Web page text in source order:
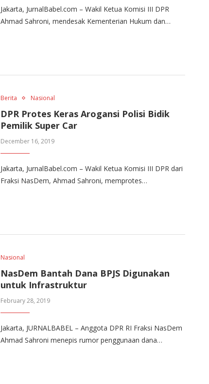
Jakarta, JurnalBabel.com – Wakil Ketua Komisi III DPR
Ahmad Sahroni, mendesak Kementerian Hukum dan…
Berita Nasional
DPR Protes Keras Arogansi Polisi Bidik
Pemilik Super Car
December 16, 2019
Jakarta, JurnalBabel.com – Wakil Ketua Komisi III DPR dari
Fraksi NasDem, Ahmad Sahroni, memprotes…
Nasional
NasDem Bantah Dana BPJS Digunakan
untuk Infrastruktur
February 28, 2019
Jakarta, JURNALBABEL – Anggota DPR RI Fraksi NasDem
Ahmad Sahroni menepis rumor penggunaan dana…